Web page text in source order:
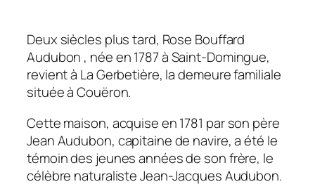
Deux siècles plus tard, Rose Bouffard
Audubon , née en 1787 à Saint-Domingue,
revient à La Gerbetière, la demeure familiale
située à Couëron.
Cette maison, acquise en 1781 par son père
Jean Audubon, capitaine de navire, a été le
témoin des jeunes années de son frère, le
célèbre naturaliste Jean-Jacques Audubon.